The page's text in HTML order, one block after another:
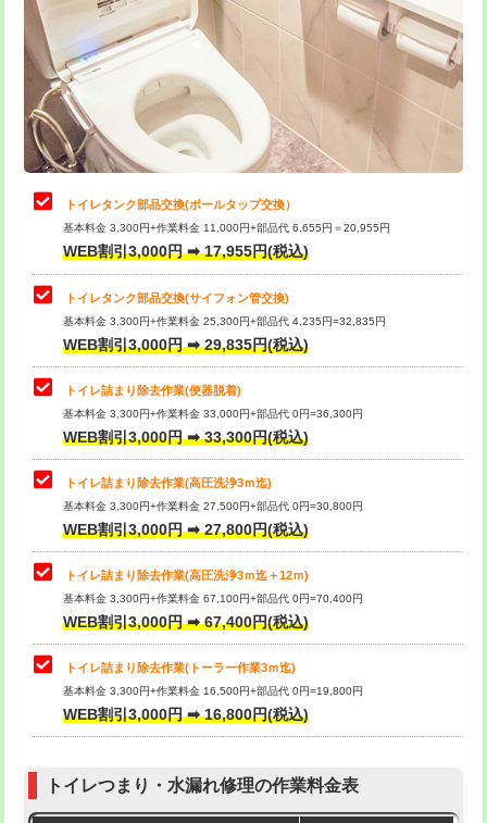
トイレタンク部品交換(ボールタップ交換）
基本料金 3,300円+作業料金 11,000円+部品代 6,655円＝20,955円
WEB割引3,000円 ➡ 17,955円(税込)
トイレタンク部品交換(サイフォン管交換)
基本料金 3,300円+作業料金 25,300円+部品代 4,235円=32,835円
WEB割引3,000円 ➡ 29,835円(税込)
トイレ詰まり除去作業(便器脱着)
基本料金 3,300円+作業料金 33,000円+部品代 0円=36,300円
WEB割引3,000円 ➡ 33,300円(税込)
トイレ詰まり除去作業(高圧洗浄3ｍ迄)
基本料金 3,300円+作業料金 27,500円+部品代 0円=30,800円
WEB割引3,000円 ➡ 27,800円(税込)
トイレ詰まり除去作業(高圧洗浄3ｍ迄＋12ｍ)
基本料金 3,300円+作業料金 67,100円+部品代 0円=70,400円
WEB割引3,000円 ➡ 67,400円(税込)
トイレ詰まり除去作業(トーラー作業3ｍ迄)
基本料金 3,300円+作業料金 16,500円+部品代 0円=19,800円
WEB割引3,000円 ➡ 16,800円(税込)
トイレつまり・水漏れ修理の作業料金表